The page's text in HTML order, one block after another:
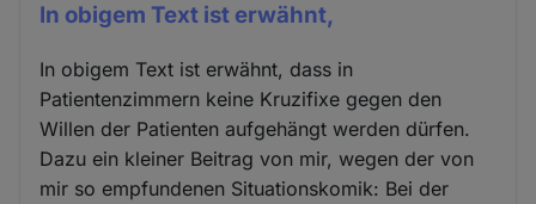
In obigem Text ist erwähnt,
In obigem Text ist erwähnt, dass in
Patientenzimmern keine Kruzifixe gegen den
Willen der Patienten aufgehängt werden dürfen.
Dazu ein kleiner Beitrag von mir, wegen der von
mir so empfundenen Situationskomik: Bei der